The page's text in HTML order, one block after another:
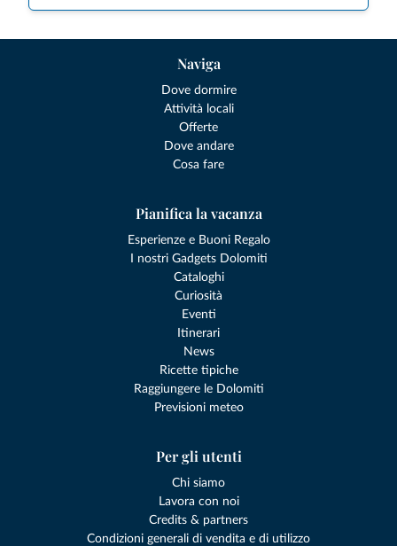
Naviga
Dove dormire
Attività locali
Offerte
Dove andare
Cosa fare
Pianifica la vacanza
Esperienze e Buoni Regalo
I nostri Gadgets Dolomiti
Cataloghi
Curiosità
Eventi
Itinerari
News
Ricette tipiche
Raggiungere le Dolomiti
Previsioni meteo
Per gli utenti
Chi siamo
Lavora con noi
Credits & partners
Condizioni generali di vendita e di utilizzo